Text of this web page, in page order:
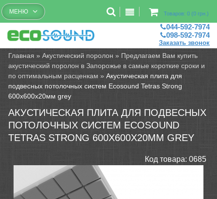
Бесплатный рассчет помещений
Товаров: 0 (0 грн.)
МЕНЮ
044-592-7974
098-592-7974
Заказать звонок
Главная »Акустический поролон » Предлагаем Вам купить
акустический поролон в Запорожье в самые короткие сроки и
по оптимальным расценкам »Акустическая плита для
подвесных потолочных систем Ecosound Tetras Strong
600х600х20мм grey
АКУСТИЧЕСКАЯ ПЛИТА ДЛЯ ПОДВЕСНЫХ
ПОТОЛОЧНЫХ СИСТЕМ ECOSOUND
TETRAS STRONG 600Х600Х20ММ GREY
Код товара: 0685